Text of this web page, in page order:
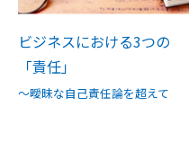
ビジネスにおける3つの
「責任」
～曖昧な自己責任論を超えて